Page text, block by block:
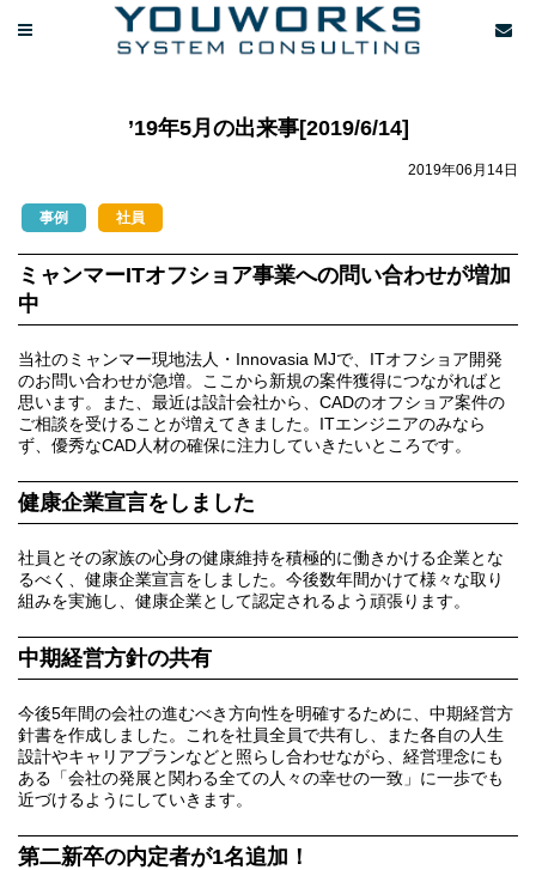
’19年5月の出来事[2019/6/14]
2019年06月14日
事例 社員
ミャンマーITオフショア事業への問い合わせが増加
中
当社のミャンマー現地法人・Innovasia MJで、ITオフショア開発
のお問い合わせが急増。ここから新規の案件獲得につながればと
思います。また、最近は設計会社から、CADのオフショア案件の
ご相談を受けることが増えてきました。ITエンジニアのみなら
ず、優秀なCAD人材の確保に注力していきたいところです。
健康企業宣言をしました
社員とその家族の心身の健康維持を積極的に働きかける企業とな
るべく、健康企業宣言をしました。今後数年間かけて様々な取り
組みを実施し、健康企業として認定されるよう頑張ります。
中期経営方針の共有
今後5年間の会社の進むべき方向性を明確するために、中期経営方
針書を作成しました。これを社員全員で共有し、また各自の人生
設計やキャリアプランなどと照らし合わせながら、経営理念にも
ある「会社の発展と関わる全ての人々の幸せの一致」に一歩でも
近づけるようにしていきます。
第二新卒の内定者が1名追加！